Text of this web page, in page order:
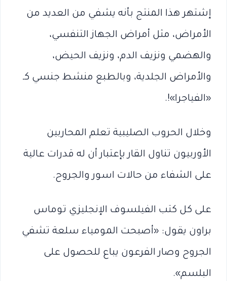
إشتهر هذا المنتج بأنه يشفي من العديد من
الأمراض، مثل أمراض الجهاز التنفسي،
والهضمي ونزيف الدم، ونزيف الحيض،
والأمراض الجلدية، وبالطبع منشط جنسي كـ
«الفياجرا»!.
وخلال الحروب الصليبية تعلم المحاربين
الأوربيون تناول القار بإعتبار أن له قدرات عالية
على الشفاء من حالات اسور والجروح.
على كل كتب الفيلسوف الإنجليزي توماس
براون يقول: «أصبحت المومياء سلعة تشفي
الجروح وصار الفرعون يباع للحصول على
البلسم».